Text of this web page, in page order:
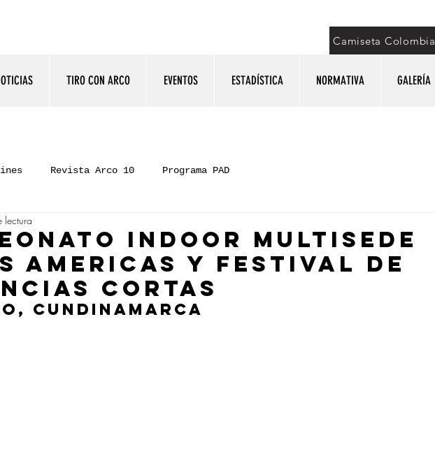
Camiseta Colombia
TIRO CON ARCO EVENTOS ESTADÍSTICA NORMATIVA GALERÍA
Revista Arco 10 Programa PAD
INDOOR MULTISEDE
AMERICAS Y FESTIVAL DE
CORTAS
lectura
CUNDINAMARCA